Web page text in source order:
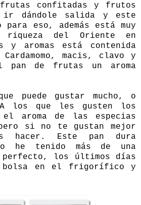
frutas confitadas y frutos
ir dándole salida y este
para eso, además está muy
del Oriente en
y aromas está contenida
macis, clavo y
pan de frutas un aroma
puede gustar mucho, o
A los que les gusten los
aroma de las especias
si no te gustan mejor
hacer. Este pan dura
he tenido más de una
perfecto, los últimos días
bolsa en el frigorífico y